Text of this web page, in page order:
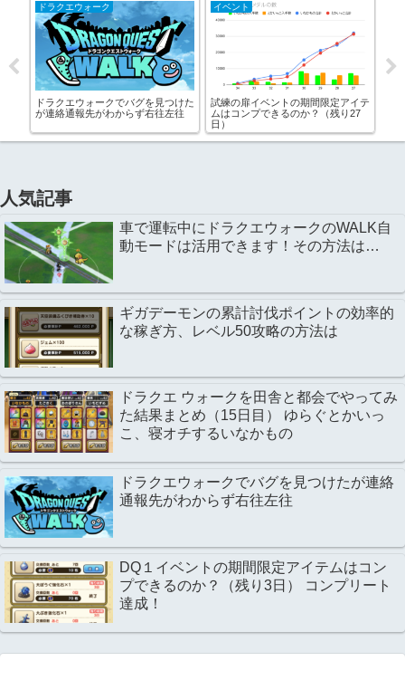
ドラクエウォーク
ドラクエウォークでバグを見つけた
が連絡通報先がわからず右往左往
イベント
試練の扉イベントの期間限定アイテ
ムはコンプできるのか？（残り27
日）
人気記事
車で運転中にドラクエウォークのWALK自
動モードは活用できます！その方法は…
ギガデーモンの累計討伐ポイントの効率的
な稼ぎ方、レベル50攻略の方法は
ドラクエ ウォークを田舎と都会でやってみ
た結果まとめ（15日目） ゆらぐとかいっ
こ、寝オチするいなかもの
ドラクエウォークでバグを見つけたが連絡
通報先がわからず右往左往
DQ１イベントの期間限定アイテムはコン
プできるのか？（残り3日） コンプリート
達成！